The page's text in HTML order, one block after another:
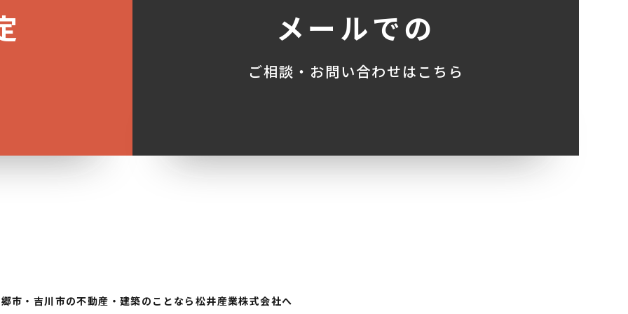
メールでの
ご相談・お問い合わせはこちら
市・吉川市の不動産・建築のことなら松井産業株式会社へ